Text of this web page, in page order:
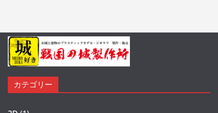
カテゴリー